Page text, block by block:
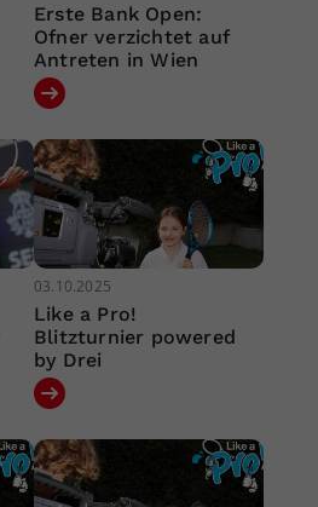
Erste Bank Open:
Ofner verzichtet auf
Antreten in Wien
03.10.2025
Like a Pro!
Blitzturnier powered
by Drei